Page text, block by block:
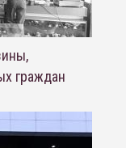
граждан